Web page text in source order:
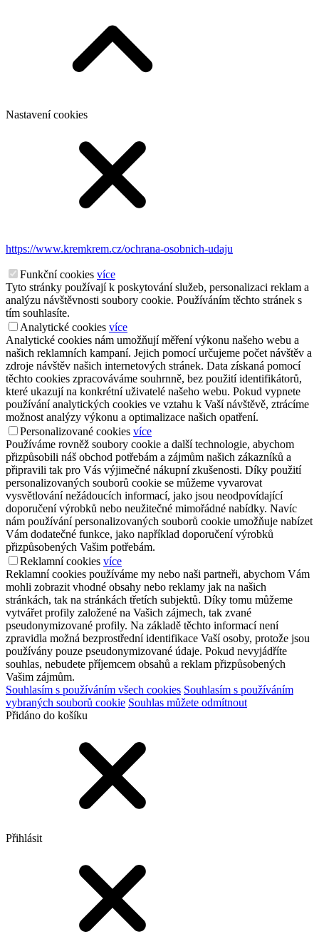
Nastavení cookies
https://www.kremkrem.cz/ochrana-osobnich-udaju
Funkční cookies více
Tyto stránky používají k poskytování služeb, personalizaci reklam a
analýzu návštěvnosti soubory cookie. Používáním těchto stránek s
tím souhlasíte.
Analytické cookies více
Analytické cookies nám umožňují měření výkonu našeho webu a
našich reklamních kampaní. Jejich pomocí určujeme počet návštěv a
zdroje návštěv našich internetových stránek. Data získaná pomocí
těchto cookies zpracováváme souhrnně, bez použití identifikátorů,
které ukazují na konkrétní uživatelé našeho webu. Pokud vypnete
používání analytických cookies ve vztahu k Vaší návštěvě, ztrácíme
možnost analýzy výkonu a optimalizace našich opatření.
Personalizované cookies více
Používáme rovněž soubory cookie a další technologie, abychom
přizpůsobili náš obchod potřebám a zájmům našich zákazníků a
připravili tak pro Vás výjimečné nákupní zkušenosti. Díky použití
personalizovaných souborů cookie se můžeme vyvarovat
vysvětlování nežádoucích informací, jako jsou neodpovídající
doporučení výrobků nebo neužitečné mimořádné nabídky. Navíc
nám používání personalizovaných souborů cookie umožňuje nabízet
Vám dodatečné funkce, jako například doporučení výrobků
přizpůsobených Vašim potřebám.
Reklamní cookies více
Reklamní cookies používáme my nebo naši partneři, abychom Vám
mohli zobrazit vhodné obsahy nebo reklamy jak na našich
stránkách, tak na stránkách třetích subjektů. Díky tomu můžeme
vytvářet profily založené na Vašich zájmech, tak zvané
pseudonymizované profily. Na základě těchto informací není
zpravidla možná bezprostřední identifikace Vaší osoby, protože jsou
používány pouze pseudonymizované údaje. Pokud nevyjádříte
souhlas, nebudete příjemcem obsahů a reklam přizpůsobených
Vašim zájmům.
Souhlasím s používáním všech cookies Souhlasím s používáním
vybraných souborů cookie Souhlas můžete odmítnout
Přidáno do košíku
Přihlásit